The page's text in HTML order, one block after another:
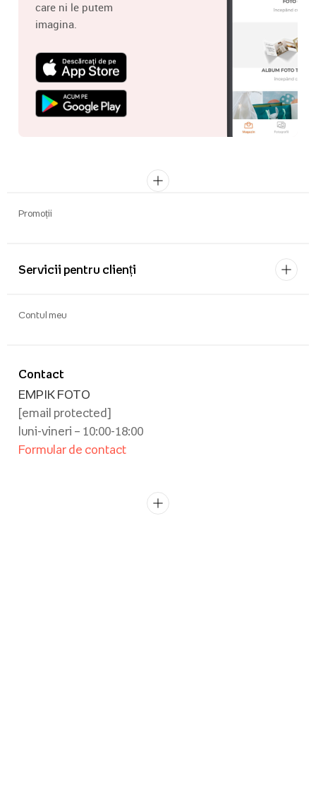
care ni le putem
imagina.
Promoții
Servicii pentru clienți
Contact
EMPIK FOTO
[email protected]
luni-vineri – 10:00-18:00
Formular de contact
Contul meu